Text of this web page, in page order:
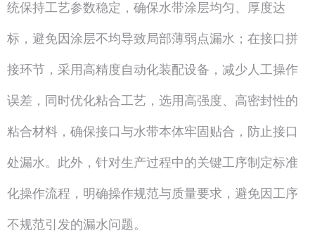
统保持工艺参数稳定，确保水带涂层均匀、厚度达
标，避免因涂层不均导致局部薄弱点漏水；在接口拼
接环节，采用高精度自动化装配设备，减少人工操作
误差，同时优化粘合工艺，选用高强度、高密封性的
粘合材料，确保接口与水带本体牢固贴合，防止接口
处漏水。此外，针对生产过程中的关键工序制定标准
化操作流程，明确操作规范与质量要求，避免因工序
不规范引发的漏水问题。